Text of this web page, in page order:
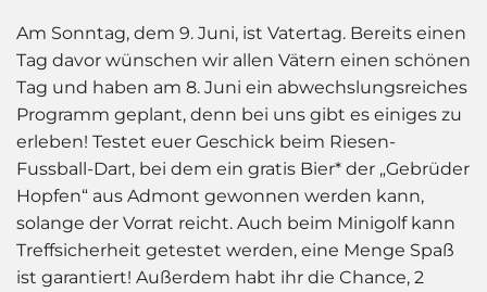
Am Sonntag, dem 9. Juni, ist Vatertag. Bereits einen
Tag davor wünschen wir allen Vätern einen schönen
Tag und haben am 8. Juni ein abwechslungsreiches
Programm geplant, denn bei uns gibt es einiges zu
erleben! Testet euer Geschick beim Riesen-
Fussball-Dart, bei dem ein gratis Bier* der „Gebrüder
Hopfen“ aus Admont gewonnen werden kann,
solange der Vorrat reicht. Auch beim Minigolf kann
Treffsicherheit getestet werden, eine Menge Spaß
ist garantiert! Außerdem habt ihr die Chance, 2